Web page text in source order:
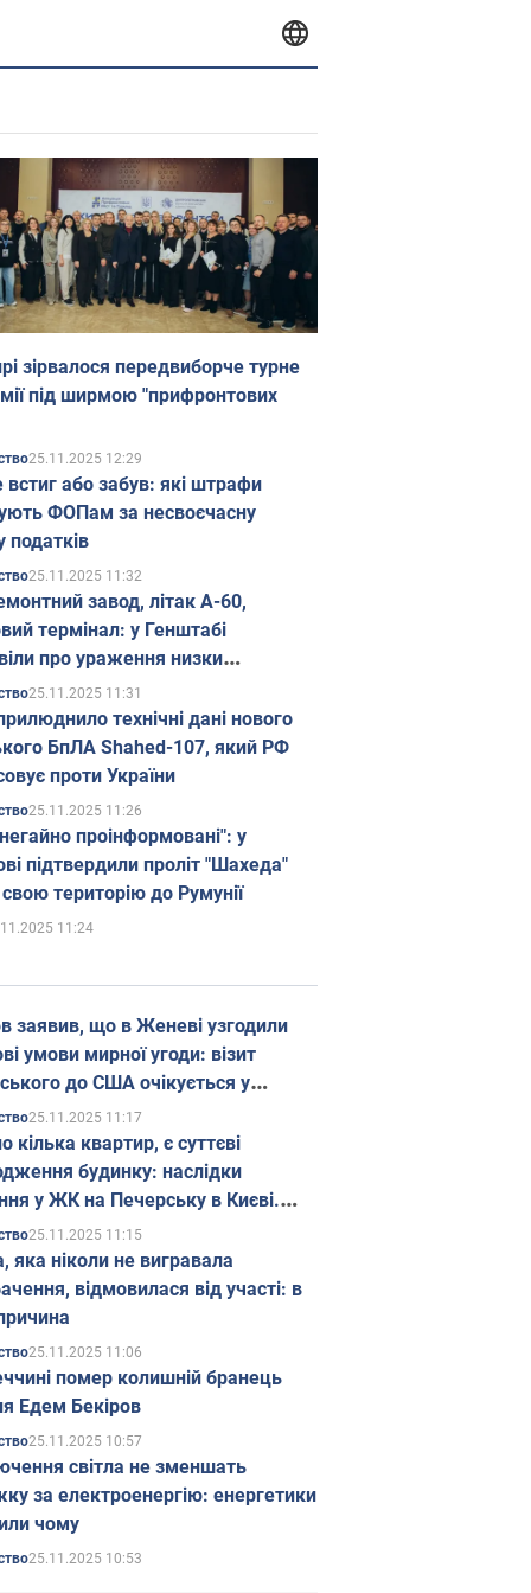
зірвалося передвиборче турне
під ширмою "прифронтових
25.11.2025 12:29
встиг або забув: які штрафи
ФОПам за несвоєчасну
податків
25.11.2025 11:32
завод, літак А-60,
термінал: у Генштабі
про ураження низки
об'єктів Росії
25.11.2025 11:31
технічні дані нового
БпЛА Shahed-107, який РФ
проти України
25.11.2025 11:26
проінформовані": у
підтвердили проліт "Шахеда"
територію до Румунії
11:24
заявив, що в Женеві узгодили
умови мирної угоди: візит
до США очікується у
25.11.2025 11:17
кілька квартир, є суттєві
будинку: наслідки
у ЖК на Печерську в Києві.
25.11.2025 11:15
яка ніколи не вигравала
відмовилася від участі: в
25.11.2025 11:06
помер колишній бранець
Едем Бекіров
25.11.2025 10:57
світла не зменшать
за електроенергію: енергетики
чому
25.11.2025 10:53